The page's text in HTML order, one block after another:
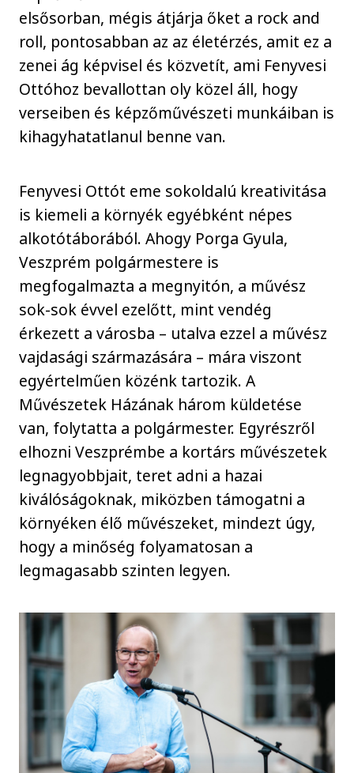
elsősorban, mégis átjárja őket a rock and
roll, pontosabban az az életérzés, amit ez a
zenei ág képvisel és közvetít, ami Fenyvesi
Ottóhoz bevallottan oly közel áll, hogy
verseiben és képzőművészeti munkáiban is
kihagyhatatlanul benne van.
Fenyvesi Ottót eme sokoldalú kreativitása
is kiemeli a környék egyébként népes
alkotótáborából. Ahogy Porga Gyula,
Veszprém polgármestere is
megfogalmazta a megnyitón, a művész
sok-sok évvel ezelőtt, mint vendég
érkezett a városba – utalva ezzel a művész
vajdasági származására – mára viszont
egyértelműen közénk tartozik. A
Művészetek Házának három küldetése
van, folytatta a polgármester. Egyrészről
elhozni Veszprémbe a kortárs művészetek
legnagyobbjait, teret adni a hazai
kiválóságoknak, miközben támogatni a
környéken élő művészeket, mindezt úgy,
hogy a minőség folyamatosan a
legmagasabb szinten legyen.